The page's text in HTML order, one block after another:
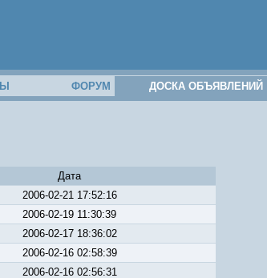
ФОРУМ ДОСКА ОБЪЯВЛЕНИЙ
Дата
2006-02-21 17:52:16
2006-02-19 11:30:39
2006-02-17 18:36:02
2006-02-16 02:58:39
2006-02-16 02:56:31